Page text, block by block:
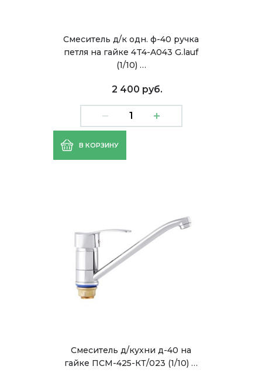
Смеситель д/к одн. ф-40 ручка
петля на гайке 4T4-A043 G.lauf
(1/10) …
2 400 руб.
В КОРЗИНУ
Смеситель д/кухни д-40 на
гайке ПСМ-425-КТ/023 (1/10) …